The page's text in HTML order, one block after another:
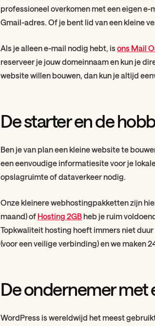
professioneel overkomen met een eigen e-
Gmail-adres. Of je bent lid van een kleine
Als je alleen e-mail nodig hebt, isons Mail
reserveer je jouw domeinnaam en kun je
website willen bouwen, dan kun je altijd
De starter en de
Ben je van plan een kleine website te
een eenvoudige informatiesite voor je
opslagruimte of dataverkeer nodig.
Onze kleinere webhostingpakketten zijn
maand) of Hosting 2GB heb je ruim
Topkwaliteit hosting hoeft immers niet
(voor een veilige verbinding) en we maken
De ondernemer met
WordPress is wereldwijd het meest